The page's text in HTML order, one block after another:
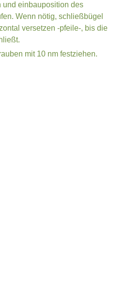
einbauposition des
Wenn nötig, schließbügel
versetzen -pfeile-, bis die
mit 10 nm festziehen.